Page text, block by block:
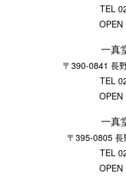
TEL
OPEN
一真
〒390-0841 長
TEL
OPEN
一真
〒395-0805 長
TEL
OPEN